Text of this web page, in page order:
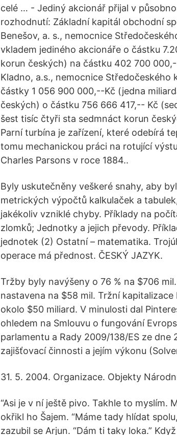
celé … - Jediný akcionář přijal v
rozhodnutí: Základní kapitál obchodní
Benešov, a. s., nemocnice
vkladem jediného akcionáře o částku
korun českých) na částku 402 700
Kladno, a.s., nemocnice Středočeského
částky 1 056 900 000,--Kč (jedna
českých) o částku 756 666 417,-- Kč
šest tisíc čtyři sta sedmnáct korun
Parní turbína je zařízení, které odebírá
tomu mechanickou práci na rotující
Charles Parsons v roce 1884..
Byly uskutečněny veškeré snahy, aby
metrických výpočtů kalkulaček a
jakékoliv vzniklé chyby. Příklady na
zlomků; Jednotky a jejich převody.
jednotek (2) Ostatní – matematika.
operace má přednost. ČESKÝ JAZYK.
Tržby byly navýšeny o 76 % na $706
nastavena na $58 mil. Tržní
okolo $50 miliard. V minulosti dal
ohledem na Smlouvu o fungování
parlamentu a Rady 2009/138/ES ze
zajišťovací činnosti a jejím výkonu
31. 5. 2004. Organizace. Objekty
“Asi je v ní ještě pivo. Takhle to myslím.
okřikl ho Šajem. “Máme tady hlídat
zazubil se Arjun. “Dám ti taky loka.”